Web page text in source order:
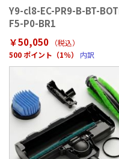
Y9-cl8-EC-PR9-B-BT-
F5-P0-BR1
￥50,050
（税込）
500 ポイント（1％）
内訳